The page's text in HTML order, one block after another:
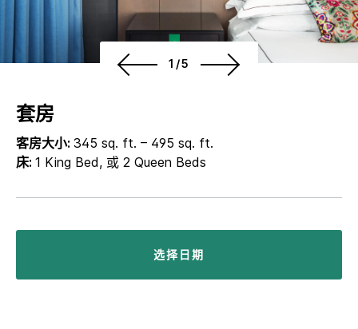
1/5
套房
客房大小: 345 sq. ft. – 495 sq. ft.
床: 1 King Bed, 或 2 Queen Beds
选择日期